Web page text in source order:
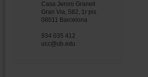
Casa Jeroni Granell
Gran Via, 582, 1r pis
08011 Barcelona
934 035 412
ucc@ub.edu